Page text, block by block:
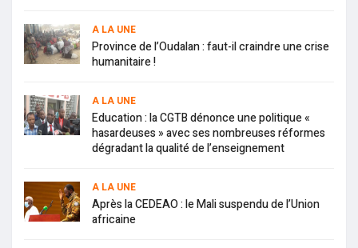
A LA UNE
Province de l’Oudalan : faut-il craindre une crise
humanitaire !
A LA UNE
Education : la CGTB dénonce une politique «
hasardeuses » avec ses nombreuses réformes
dégradant la qualité de l’enseignement
A LA UNE
Après la CEDEAO : le Mali suspendu de l’Union
africaine